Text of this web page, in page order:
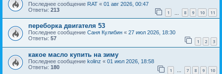
Последнее сообщение RAT « 01 авг 2026, 00:47
Ответы: 213 1 8 9 10 11
переборка двигателя 53
Последнее сообщение Саня Кулибин « 27 июл 2026, 18:30
Ответы: 57 1 2 3
какое масло купить на зиму
Последнее сообщение kolinz « 01 июл 2026, 18:58
Ответы: 180 1 7 8 9 10